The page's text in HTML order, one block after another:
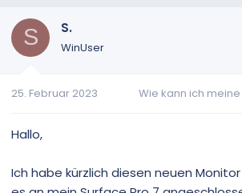
S S.
WinUser
25. Februar 2023 Wie kann ich
Hallo,
Ich habe kürzlich diesen neuen